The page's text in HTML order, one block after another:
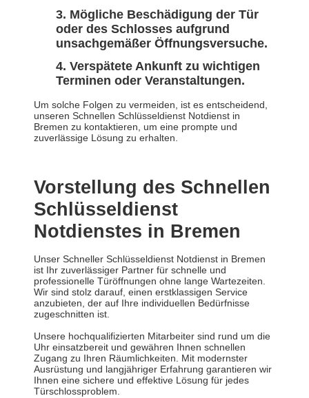
Mögliche Beschädigung der Tür
oder des Schlosses aufgrund
unsachgemäßer Öffnungsversuche.
Verspätete Ankunft zu wichtigen
Terminen oder Veranstaltungen.
Um solche Folgen zu vermeiden, ist es entscheidend,
unseren Schnellen Schlüsseldienst Notdienst in
Bremen zu kontaktieren, um eine prompte und
zuverlässige Lösung zu erhalten.
Vorstellung des Schnellen
Schlüsseldienst
Notdienstes in Bremen
Unser Schneller Schlüsseldienst Notdienst in Bremen
ist Ihr zuverlässiger Partner für schnelle und
professionelle Türöffnungen ohne lange Wartezeiten.
Wir sind stolz darauf, einen erstklassigen Service
anzubieten, der auf Ihre individuellen Bedürfnisse
zugeschnitten ist.
Unsere hochqualifizierten Mitarbeiter sind rund um die
Uhr einsatzbereit und gewähren Ihnen schnellen
Zugang zu Ihren Räumlichkeiten. Mit modernster
Ausrüstung und langjähriger Erfahrung garantieren wir
Ihnen eine sichere und effektive Lösung für jedes
Türschlossproblem.